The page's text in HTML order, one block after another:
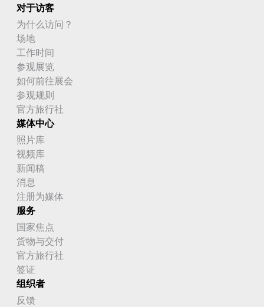
对于访客
为什么访问？
场地
工作时间
参观展览
如何前往展会
参观规则
官方旅行社
媒体中心
照片库
视频库
新闻稿
消息
注册为媒体
服务
国家焦点
货物与交付
官方旅行社
签证
组织者
反馈